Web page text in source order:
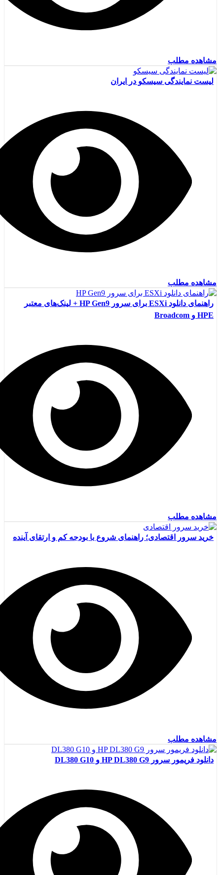
مشاهده مطلب
لیست نمایندگی سیسکو در ایران
مشاهده مطلب
راهنمای دانلود ESXi برای سرور HP Gen9 + لینک‌های معتبر
HPE و Broadcom
مشاهده مطلب
خرید سرور اقتصادی؛ راهنمای شروع با بودجه کم و ارتقای آینده
مشاهده مطلب
دانلود فریمور سرور HP DL380 G9 و DL380 G10